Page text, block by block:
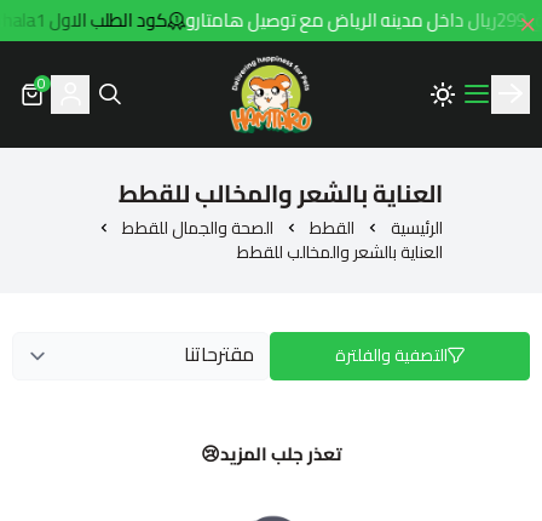
كود الطلب الاول hala1
Hamtaro
0
العناية بالشعر والمخالب للقطط
الرئيسية القطط الصحة والجمال للقطط
العناية بالشعر والمخالب للقطط
التصفية والفلترة
تعذر جلب المزيد😢